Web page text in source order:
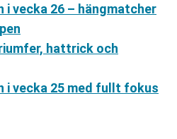
i vecka 26 – hängmatcher
hattrick och
i vecka 25 med fullt fokus